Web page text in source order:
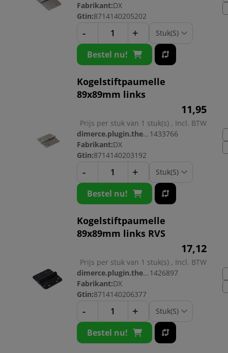
Fabrikant:DX
Gtin:8714140205202
- +
Bestel nu!
Kogelstiftpaumelle
89x89mm links
11,95
Prijs per stuk van 1 stuk(s) , Incl. BTW
dimerce.plugin.theme.productnr: 1433766
Fabrikant:DX
Gtin:8714140203192
- +
Bestel nu!
Kogelstiftpaumelle
89x89mm links RVS
17,12
Prijs per stuk van 1 stuk(s) , Incl. BTW
dimerce.plugin.theme.productnr: 1426897
Fabrikant:DX
Gtin:8714140206377
- +
Bestel nu!